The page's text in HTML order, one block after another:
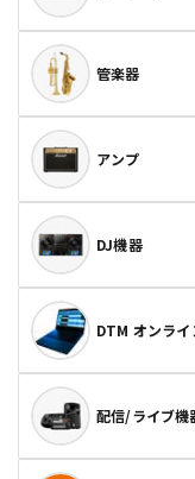
管楽器
アンプ
DJ機器
DTM オンライ
配信/ライブ機